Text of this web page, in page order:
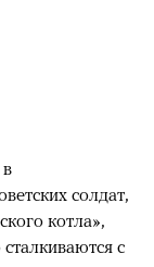
солдат,
котла»,
с